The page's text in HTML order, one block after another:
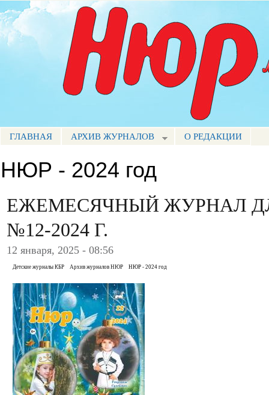
Портал СМИ КБР
МЕНЮ НЮР
ГЛАВНАЯ АРХИВ ЖУРНАЛОВ О РЕДАКЦИИ
НЮР - 2024 год
ЕЖЕМЕСЯЧНЫЙ ЖУРНАЛ
№12-2024 Г.
12 января, 2025 - 08:56
Детские журналы КБР Архив журналов НЮР НЮР - 2024 год